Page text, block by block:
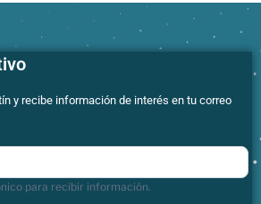
y recibe información de interés en tu correo
para recibir información.